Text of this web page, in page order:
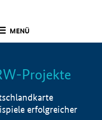
MENÜ
Info
Projekte
erfolgreicher